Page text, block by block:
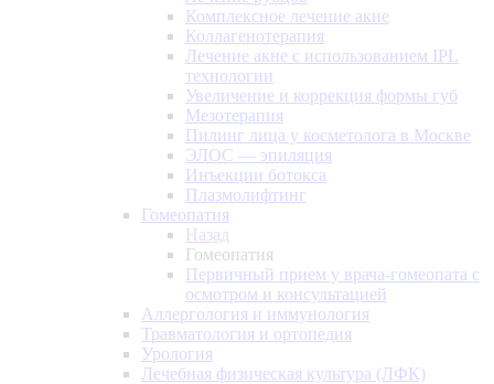
Комплексное лечение акне
Коллагенотерапия
Лечение акне с использованием IPL
технологии
Увеличение и коррекция формы губ
Мезотерапия
Пилинг лица у косметолога в Москве
ЭЛОС — эпиляция
Инъекции ботокса
Плазмолифтинг
Гомеопатия
Назад
Гомеопатия
Первичный прием у врача-гомеопата с
осмотром и консультацией
Аллергология и иммунология
Травматология и ортопедия
Урология
Лечебная физическая культура (ЛФК)